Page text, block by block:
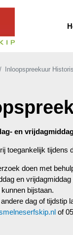
Inloopspreekuur
en
toegankelijk tijdens
doen met
en
bijstaan.
dag of tijdstip
of